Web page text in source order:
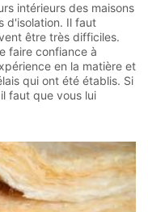
intérieurs des maisons
d'isolation. Il faut
être très difficiles.
faire confiance à
en la matière et
qui ont été établis. Si
faut que vous lui